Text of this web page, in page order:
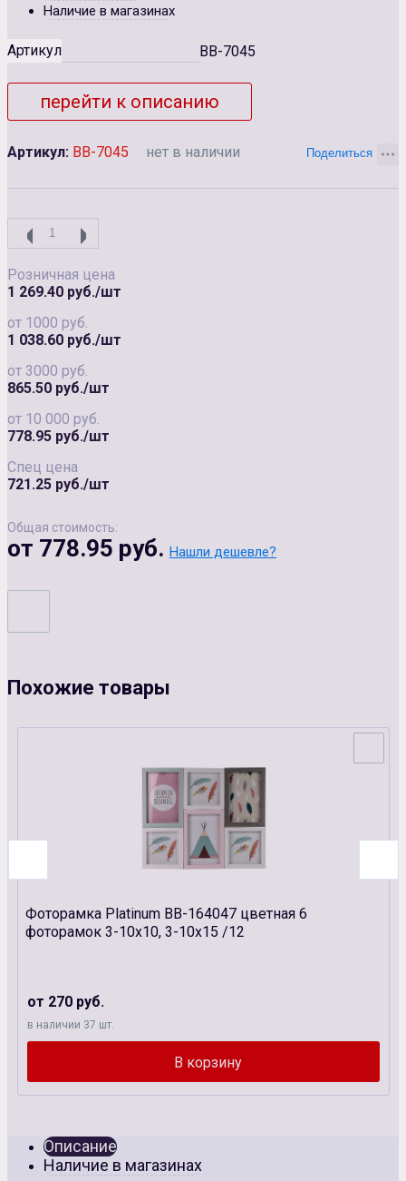
Наличие в магазинах
Артикул BB-7045
перейти к описанию
Артикул: BB-7045 нет в наличии
Розничная цена
1 269.40 руб./шт
от 1000 руб.
1 038.60 руб./шт
от 3000 руб.
865.50 руб./шт
от 10 000 руб.
778.95 руб./шт
Спец цена
721.25 руб./шт
Общая стоимость:
от 778.95 руб. Нашли дешевле?
Похожие товары
Фоторамка Platinum BB-164047 цветная 6
фоторамок 3-10х10, 3-10х15 /12
от 270 руб.
в наличии 37 шт.
Описание
Наличие в магазинах